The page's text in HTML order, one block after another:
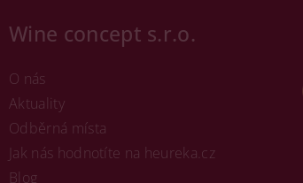
Wine concept s.r.o.
O nás
Aktuality
Odběrná místa
Jak nás hodnotíte na heureka.cz
Blog